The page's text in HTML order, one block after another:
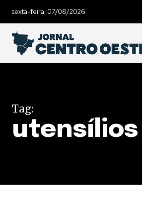
sexta-feira, 07/08/2026
Tag:
utensílios